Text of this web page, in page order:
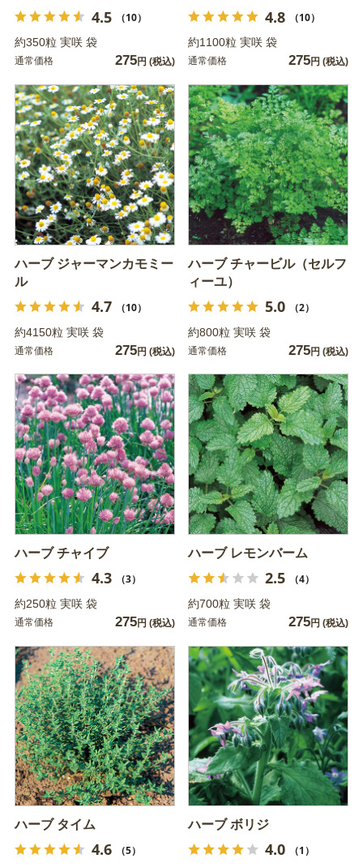
4.5 （10）
約350粒 実咲 袋
通常価格 275円 (税込)
4.8 （10）
約1100粒 実咲 袋
通常価格 275円 (税込)
ハーブ ジャーマンカモミー
ル
4.7 （10）
約4150粒 実咲 袋
通常価格 275円 (税込)
ハーブ チャービル（セルフ
ィーユ）
5.0 （2）
約800粒 実咲 袋
通常価格 275円 (税込)
ハーブ チャイブ
4.3 （3）
約250粒 実咲 袋
通常価格 275円 (税込)
ハーブ レモンバーム
2.5 （4）
約700粒 実咲 袋
通常価格 275円 (税込)
ハーブ タイム
4.6 （5）
ハーブ ボリジ
4.0 （1）